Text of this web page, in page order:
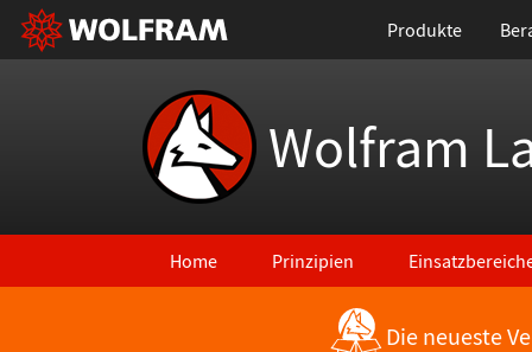
Produkte
Wolfram
Home Prinzipien
Zurück zu den neuesten FeaturesDie neueste